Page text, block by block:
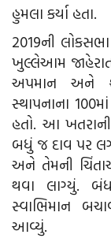
હુમલા કર્યા હતા.
2019ની લોકસભા
ખુલ્લેઆમ જાહેરાત
અપમાન અને
સ્થાપનાના
હતો. આ
બધું જ દાવ પર
અને તેમની
થવા લાગ્યું.
સ્વાભિમાન
આવ્યું.